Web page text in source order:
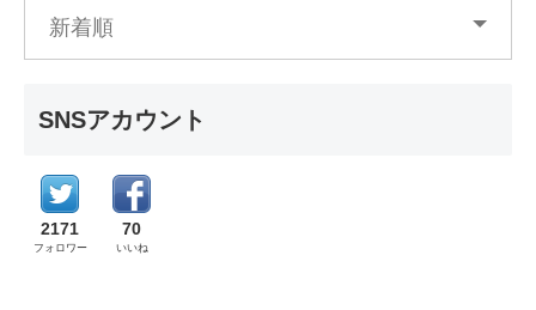
新着順
SNSアカウント
2171
フォロワー
70
いいね